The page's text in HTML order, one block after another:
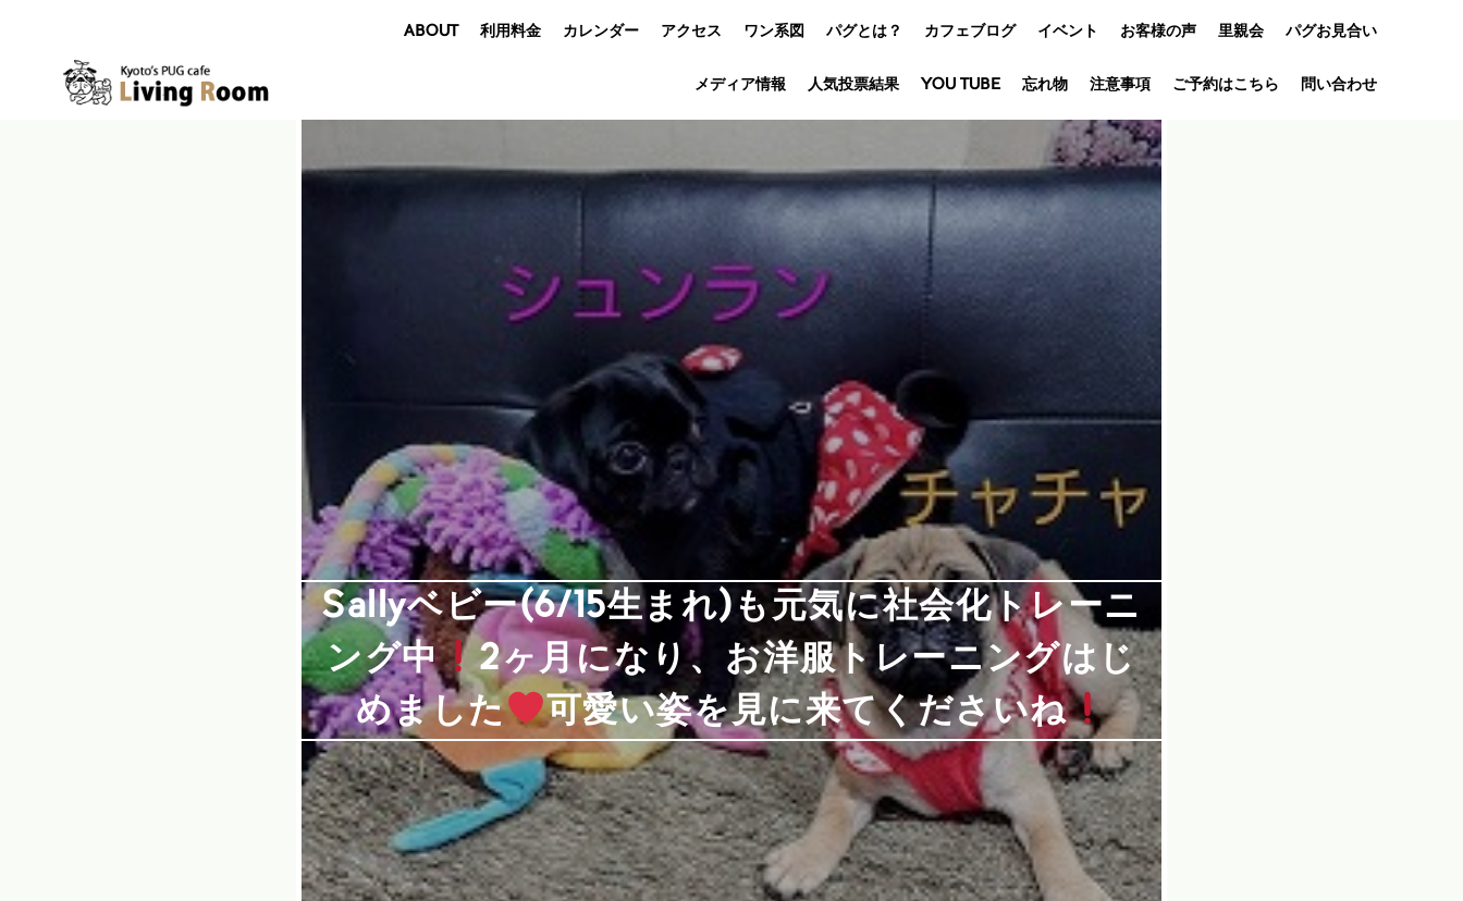
ABOUT 利用料金 カレンダー アクセス ワン系図 パグとは？ カフェブログ イベント
オフ会
アニバーサリ
ー
お客様の声 里親会 パグお見合い
メディア情報 人気投票結果 YOU TUBE 忘れ物 注意事項 ご予約はこちら 問い合わせ
Sallyベビー(6/15生まれ)も元気に社会化トレーニ
ング中
2ヶ月になり、お洋服トレーニングはじ
めました
可愛い姿を見に来てくださいね